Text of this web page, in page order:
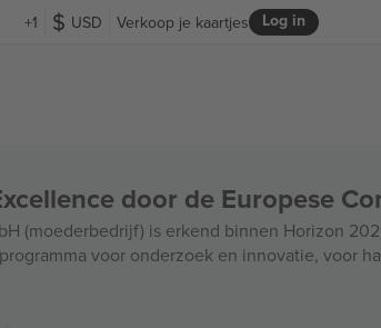
+1 USD Log in
Verkoop je kaartjes
door de Europese
(moederbedrijf) is erkend binnen Horizon
voor onderzoek en innovatie, voor